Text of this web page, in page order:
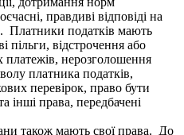
правдиві відповіді на
Платники податків мають
пільги, відстрочення або
платежів, нерозголошення
платника податків,
перевірок, право бути
інші права, передбачені
також мають свої права. До